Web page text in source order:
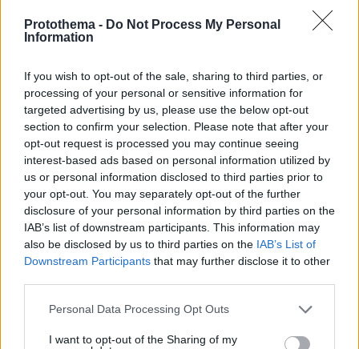
Protothema - Do Not Process My Personal
Information
If you wish to opt-out of the sale, sharing to third parties, or
processing of your personal or sensitive information for
targeted advertising by us, please use the below opt-out
section to confirm your selection. Please note that after your
opt-out request is processed you may continue seeing
interest-based ads based on personal information utilized by
us or personal information disclosed to third parties prior to
your opt-out. You may separately opt-out of the further
disclosure of your personal information by third parties on the
IAB’s list of downstream participants. This information may
also be disclosed by us to third parties on the IAB’s List of
Downstream Participants that may further disclose it to other
Please note that this website/app uses one or more Google
not limited to your visit or usage behaviour. You may click to
Personal Data Processing Opt Outs
I want to opt-out of the Sharing of my
Το DEI College παρουσιάζει τη Sophia. Την πρώτη 24/7
βοηθό AI που αλλάζει τον τρόπο με τον οποίο μαθαίνουν οι
φοιτητές
30.07.2026, 09:33
Η Smart φοιτητική κατοικία στην καρδιά της Αθήνας
03.08.2026, 10:56
29.07.2026, 09:39